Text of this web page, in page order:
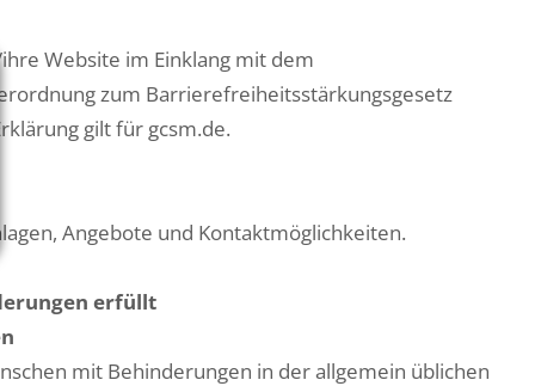
Website im Einklang mit dem
zum Barrierefreiheitsstärkungsgesetz
gilt für gcsm.de.
Angebote und Kontaktmöglichkeiten.
erfüllt
mit Behinderungen in der allgemein üblichen